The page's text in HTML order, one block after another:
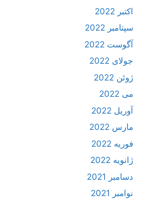
اکتبر 2022
سپتامبر 2022
آگوست 2022
جولای 2022
ژوئن 2022
می 2022
آوریل 2022
مارس 2022
فوریه 2022
ژانویه 2022
دسامبر 2021
نوامبر 2021